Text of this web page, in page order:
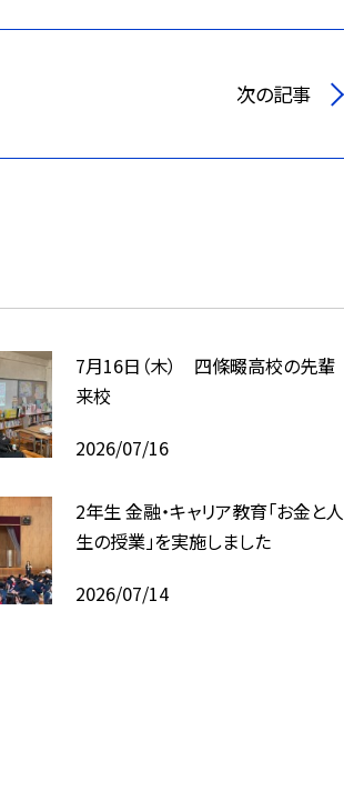
次の記事
7月16日（木） 四條畷高校の先輩
来校
2026/07/16
2年生 金融・キャリア教育「お金と人
生の授業」を実施しました
2026/07/14